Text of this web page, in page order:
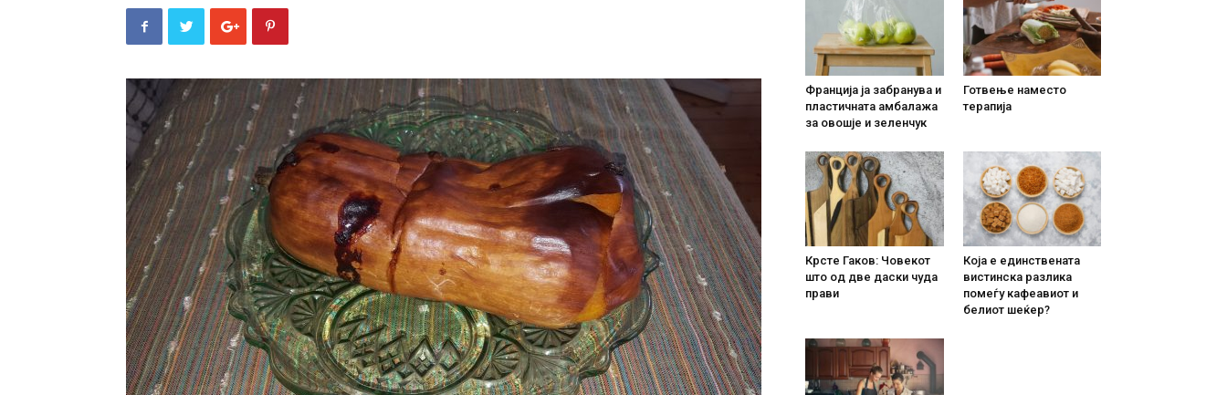
Франција ја забранува и
пластичната амбалажа
за овошје и зеленчук
Готвење наместо
терапија
Крсте Гаков: Човекот
што од две даски чуда
прави
Која е единствената
вистинска разлика
помеѓу кафеавиот и
белиот шеќер?